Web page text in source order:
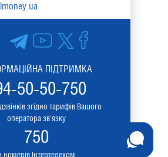
.ua
ПІДТРИМКА
50-50-750
згідно тарифів Вашого
оператора зв'язку
750
номерів Інтертелеком